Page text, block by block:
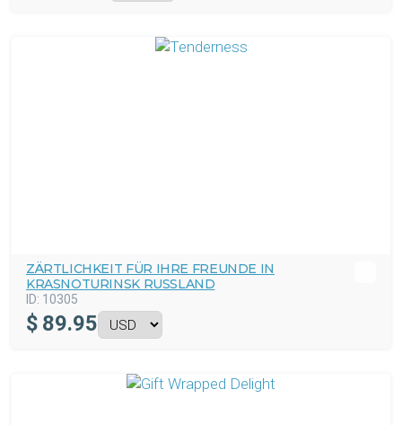
ZÄRTLICHKEIT FÜR IHRE FREUNDE IN
KRASNOTURINSK RUSSLAND
ID: 10305
$ 89.95